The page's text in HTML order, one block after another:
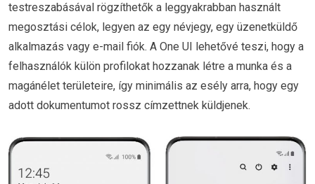
testreszabásával rögzíthetők a leggyakrabban használt
megosztási célok, legyen az egy névjegy, egy üzenetküldő
alkalmazás vagy e-mail fiók. A One UI lehetővé teszi, hogy a
felhasználók külön profilokat hozzanak létre a munka és a
magánélet területeire, így minimális az esély arra, hogy egy
adott dokumentumot rossz címzettnek küldjenek.